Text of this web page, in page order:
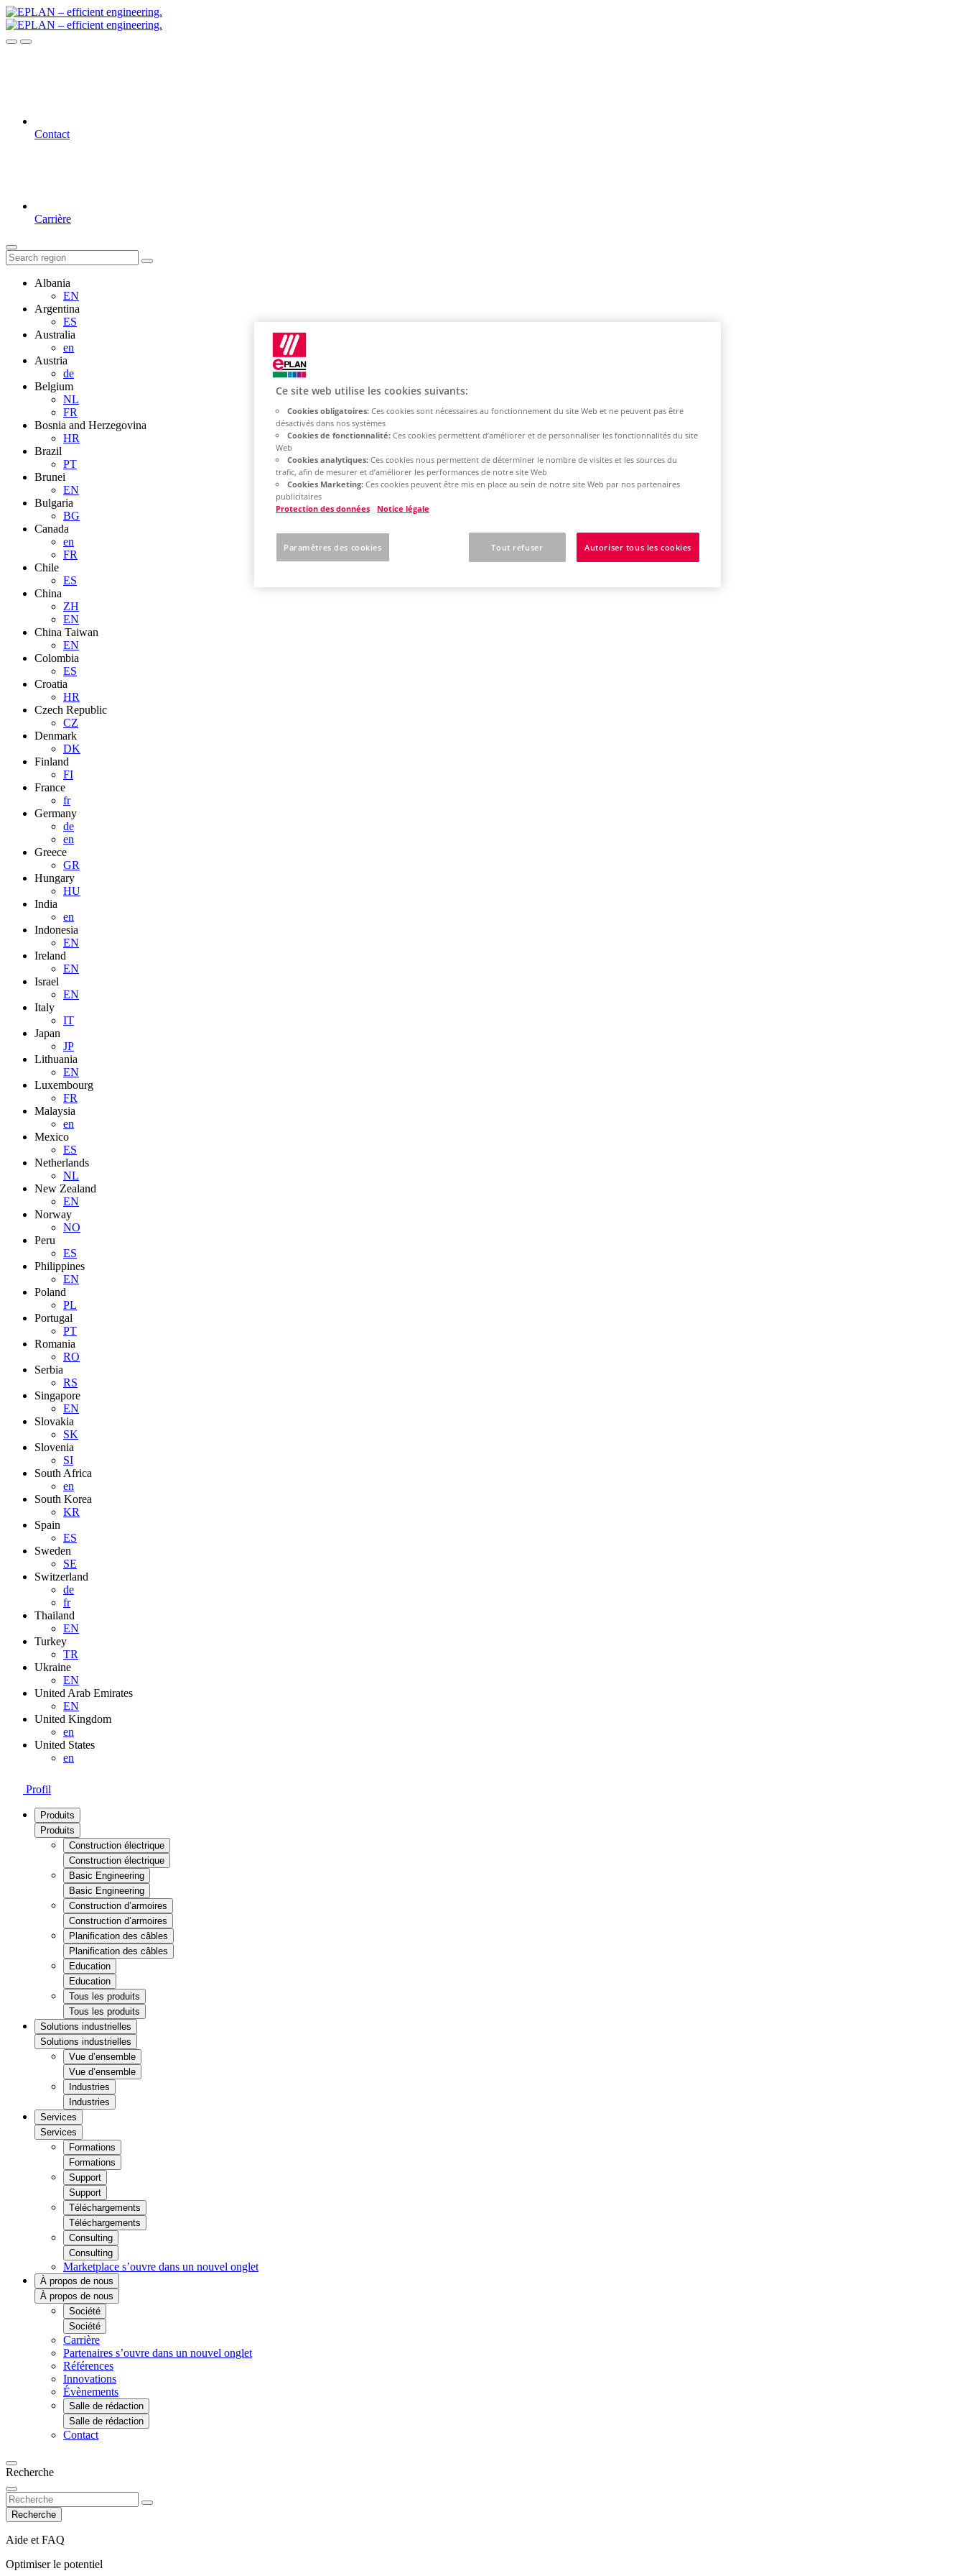
Contact
Carrière
Albania
EN
Argentina
ES
Australia
en
Austria
de
Belgium
NL
FR
Bosnia and Herzegovina
HR
Brazil
PT
Brunei
EN
Bulgaria
BG
Canada
en
FR
Chile
ES
China
ZH
EN
China Taiwan
EN
Colombia
ES
Croatia
HR
Czech Republic
CZ
Denmark
DK
Finland
FI
France
fr
Germany
de
en
Greece
GR
Hungary
HU
India
en
Indonesia
EN
Ireland
EN
Israel
EN
Italy
IT
Japan
JP
Lithuania
EN
Luxembourg
FR
Malaysia
en
Mexico
ES
Netherlands
NL
New Zealand
EN
Norway
NO
Peru
ES
Philippines
EN
Poland
PL
Portugal
PT
Romania
RO
Serbia
RS
Singapore
EN
Slovakia
SK
Slovenia
SI
South Africa
en
South Korea
KR
Spain
ES
Sweden
SE
Switzerland
de
fr
Thailand
EN
Turkey
TR
Ukraine
EN
United Arab Emirates
EN
United Kingdom
en
United States
en
Profil
Produits
Produits
Construction électrique
Construction électrique
Basic Engineering
Basic Engineering
Construction d’armoires
Construction d’armoires
Planification des câbles
Planification des câbles
Education
Education
Tous les produits
Tous les produits
Solutions industrielles
Solutions industrielles
Vue d’ensemble
Vue d’ensemble
Industries
Industries
Services
Services
Formations
Formations
Support
Support
Téléchargements
Téléchargements
Consulting
Consulting
Marketplace s’ouvre dans un nouvel onglet
À propos de nous
À propos de nous
Société
Société
Carrière
Partenaires s’ouvre dans un nouvel onglet
Références
Innovations
Évènements
Salle de rédaction
Salle de rédaction
Contact
Recherche
Recherche
Aide et FAQ
Optimiser le potentiel
Ce site web utilise les cookies suivants:
Cookies obligatoires: Ces cookies sont nécessaires au fonctionnement du site Web et ne peuvent pas être
désactivés dans nos systèmes
Cookies de fonctionnalité: Ces cookies permettent d’améliorer et de personnaliser les fonctionnalités du site
Web
Cookies analytiques: Ces cookies nous permettent de déterminer le nombre de visites et les sources du
trafic, afin de mesurer et d’améliorer les performances de notre site Web
Cookies Marketing: Ces cookies peuvent être mis en place au sein de notre site Web par nos partenaires
publicitaires
Protection des données
Notice légale
Tout refuser Autoriser tous les cookies
Paramètres des cookies